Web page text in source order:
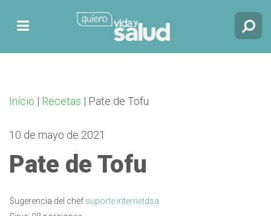
Início | Recetas | Pate de Tofu
10 de mayo de 2021
Pate de Tofu
Sugerencia del chef suporte.internetdsa